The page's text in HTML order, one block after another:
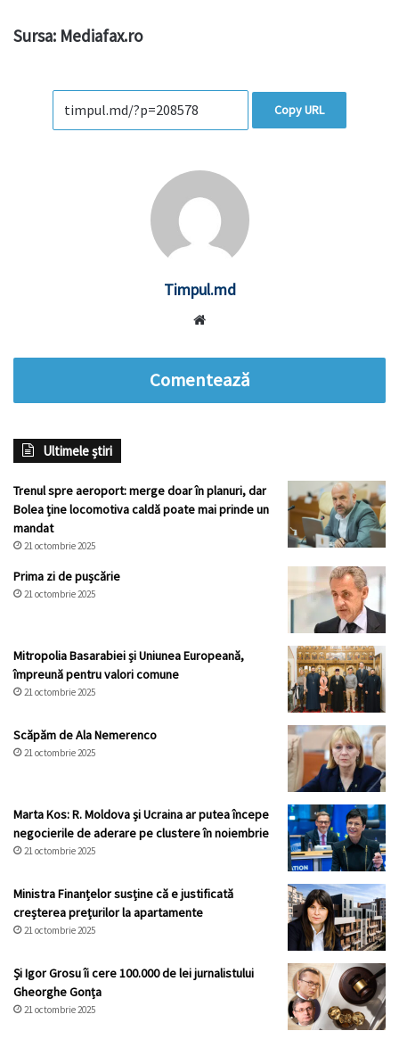
Sursa: Mediafax.ro
Copy URL
Timpul.md
Comentează
Ultimele știri
Trenul spre aeroport: merge doar în planuri, dar
Bolea ține locomotiva caldă poate mai prinde un
mandat
21 octombrie 2025
Prima zi de pușcărie
21 octombrie 2025
Mitropolia Basarabiei și Uniunea Europeană,
împreună pentru valori comune
21 octombrie 2025
Scăpăm de Ala Nemerenco
21 octombrie 2025
Marta Kos: R. Moldova și Ucraina ar putea începe
negocierile de aderare pe clustere în noiembrie
21 octombrie 2025
Ministra Finanțelor susține că e justificată
creșterea prețurilor la apartamente
21 octombrie 2025
Și Igor Grosu îi cere 100.000 de lei jurnalistului
Gheorghe Gonța
21 octombrie 2025